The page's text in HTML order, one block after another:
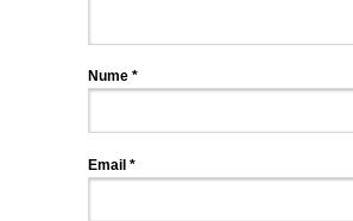
Nume *
Email *